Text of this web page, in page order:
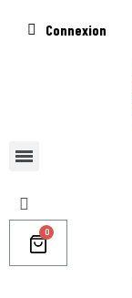
Connexion